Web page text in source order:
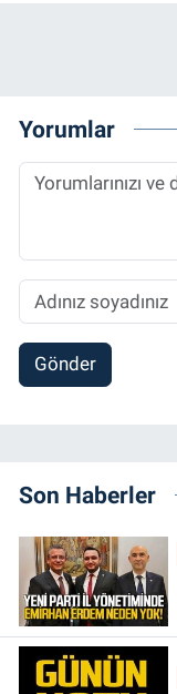
Yorumlar
Gönder
Son Haberler